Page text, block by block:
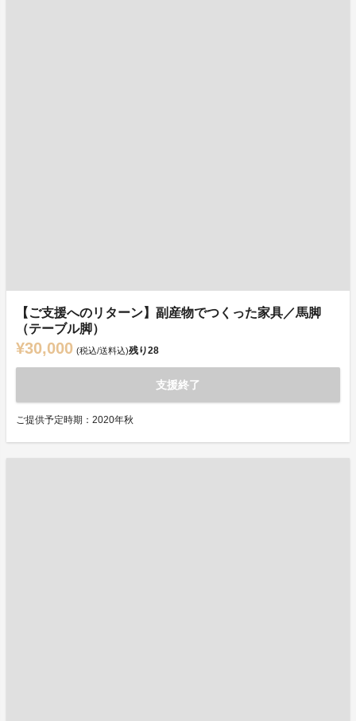
【ご支援へのリターン】副産物でつくった家具／馬脚
（テーブル脚）
¥30,000 (税込/送料込)残り28
支援終了
ご提供予定時期：2020年秋